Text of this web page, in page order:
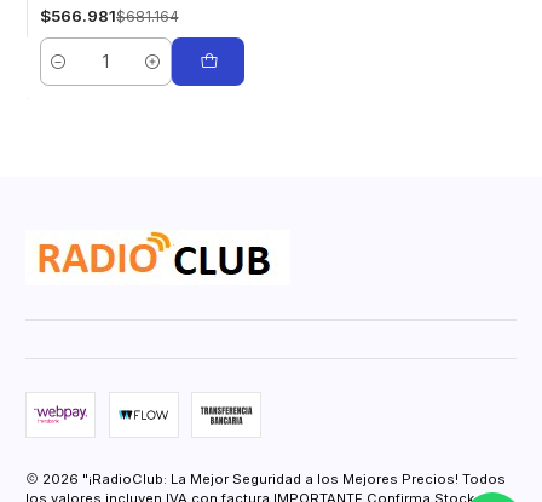
$566.981$681.164
Cantidad
2026 "¡RadioClub: La Mejor Seguridad a los Mejores Precios! Todos
los valores incluyen IVA con factura IMPORTANTE Confirma Stock